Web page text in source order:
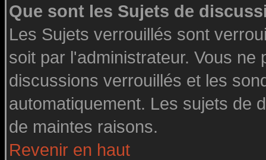
Que sont les Sujets de
Les Sujets verrouillés sont
soit par l'administrateur. Vous
discussions verrouillés et les
automatiquement. Les sujets de
de maintes raisons.
Revenir en haut